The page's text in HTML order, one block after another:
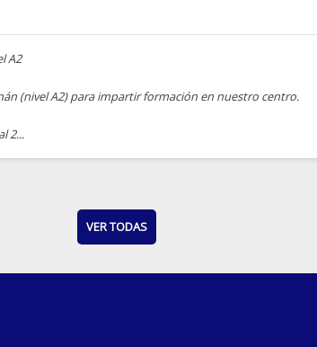
A2
(nivel A2) para impartir formación en nuestro centro.
2...
VER TODAS